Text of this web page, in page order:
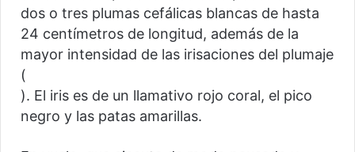
dos o tres plumas cefálicas blancas de hasta
24 centímetros de longitud, además de la
mayor intensidad de las irisaciones del plumaje
(
). El iris es de un llamativo rojo coral, el pico
negro y las patas amarillas.